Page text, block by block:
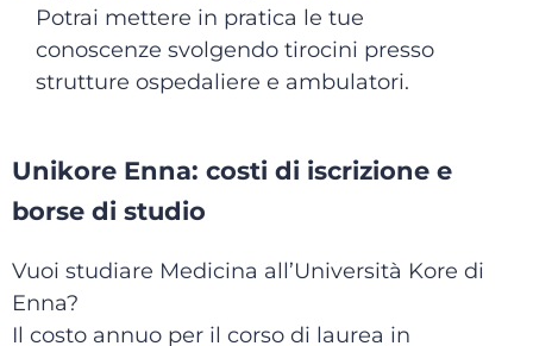
Potrai mettere in pratica le tue
conoscenze svolgendo tirocini presso
strutture ospedaliere e ambulatori.
Unikore Enna: costi di iscrizione e
borse di studio
Vuoi studiare Medicina all’Università Kore di
Enna?
Il costo annuo per il corso di laurea in